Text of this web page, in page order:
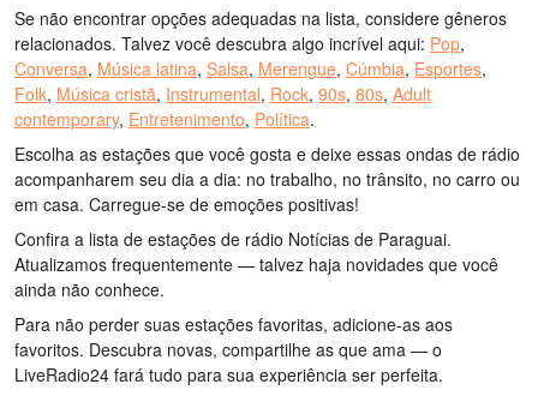
Se não encontrar opções adequadas na lista, considere gêneros
relacionados. Talvez você descubra algo incrível aqui: Pop,
Conversa, Música latina, Salsa, Merengue, Cúmbia, Esportes,
Folk, Música cristã, Instrumental, Rock, 90s, 80s, Adult
contemporary, Entretenimento, Política.
Escolha as estações que você gosta e deixe essas ondas de rádio
acompanharem seu dia a dia: no trabalho, no trânsito, no carro ou
em casa. Carregue-se de emoções positivas!
Confira a lista de estações de rádio Notícias de Paraguai.
Atualizamos frequentemente — talvez haja novidades que você
ainda não conhece.
Para não perder suas estações favoritas, adicione-as aos
favoritos. Descubra novas, compartilhe as que ama — o
LiveRadio24 fará tudo para sua experiência ser perfeita.